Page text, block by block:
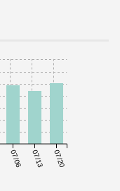
07/06 07/13 07/20